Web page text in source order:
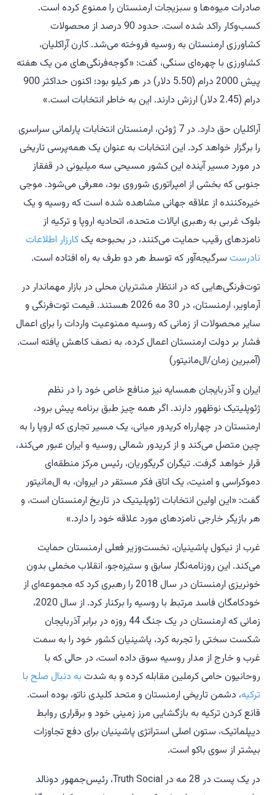
صادرات میوه‌ها و سبزیجات ارمنستان را ممنوع کرده است.
کسب‌وکار راکد شده است. حدود 90 درصد از محصولات
کشاورزی ارمنستان به روسیه فروخته می‌شد. کارن آراکلیان،
کشاورزی با چهره‌ای سنگی، گفت: «گوجه‌فرنگی‌های من یک هفته
پیش 2000 درام (5.50 دلار) در هر کیلو بود؛ اکنون حداکثر 900
درام (2.45 دلار) ارزش دارند. این به خاطر انتخابات است.»
آراکلیان حق دارد. در 7 ژوئن، ارمنستان انتخابات پارلمانی سراسری
را برگزار خواهد کرد. این انتخابات به عنوان یک همه‌پرسی تاریخی
در مورد مسیر آینده این کشور مسیحی سه میلیونی در قفقاز
جنوبی که بخشی از امپراتوری شوروی بود، معرفی می‌شود. موجی
خیره‌کننده از علاقه جهانی مشاهده شده است که روسیه و یک
بلوک غربی به رهبری ایالات متحده، اتحادیه اروپا و ترکیه از
نامزدهای رقیب حمایت می‌کنند، در بحبوحه یککارزار اطلاعات
نادرست سرگیجه‌آور که توسط هر دو طرف به راه افتاده است.
توت‌فرنگی‌هایی که در انتظار مشتریان محلی در بازار مهماندار در
آرماویر، ارمنستان، در 30 مه 2026 هستند. قیمت توت‌فرنگی و
سایر محصولات از زمانی که روسیه ممنوعیت واردات را برای اعمال
فشار بر دولت ارمنستان اعمال کرده، به نصف کاهش یافته است.
(آمبرین زمان/ال‌مانیتور)
ایران و آذربایجان همسایه نیز منافع خاص خود را در نظم
ژئوپلیتیک نوظهور دارند. اگر همه چیز طبق برنامه پیش برود،
ارمنستان در چهارراه کریدور میانی، یک مسیر تجاری که اروپا را به
چین متصل می‌کند و از کریدور شمالی روسیه و ایران عبور می‌کند،
قرار خواهد گرفت. تیگران گریگوریان، رئیس مرکز منطقه‌ای
دموکراسی و امنیت، یک اتاق فکر مستقر در ایروان، به ال‌مانیتور
گفت: «این اولین انتخابات ژئوپلیتیک در تاریخ ارمنستان است، و
هر بازیگر خارجی نامزدهای مورد علاقه خود را دارد.»
غرب از نیکول پاشینیان، نخست‌وزیر فعلی ارمنستان حمایت
می‌کند. این روزنامه‌نگار سابق و ستیزه‌جو، انقلاب مخملی بدون
خونریزی ارمنستان در سال 2018 را رهبری کرد که مجموعه‌ای از
خودکامگان فاسد مرتبط با روسیه را برکنار کرد. از سال 2020،
زمانی که ارمنستان در یک جنگ 44 روزه در برابر آذربایجان
شکست سختی را تجربه کرد، پاشینیان کشور خود را به سمت
غرب و خارج از مدار روسیه سوق داده است، در حالی که با
روحانیون حامی کرملین مقابله کرده و به شدت به دنبال صلح با
ترکیه، دشمن تاریخی ارمنستان و متحد کلیدی ناتو، بوده است.
قانع کردن ترکیه به بازگشایی مرز زمینی خود و برقراری روابط
دیپلماتیک، ستون اصلی استراتژی پاشینیان برای دفع تجاوزات
بیشتر از سوی باکو است.
در یک پست در 28 مه در Truth Social، رئیس‌جمهور دونالد